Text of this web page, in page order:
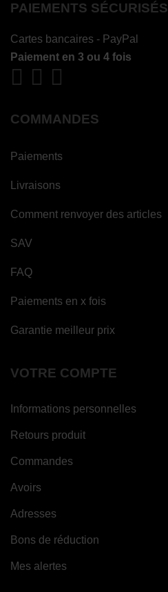
PAIEMENTS SÉCURISÉS
Cartes bancaires - PayPal
Paiement en 3 ou 4 fois
COMMANDES
Paiements
Livraisons
Comment renvoyer des articles
SAV
FAQ
Paiements en x fois
Garantie meilleur prix
VOTRE COMPTE
Informations personnelles
Retours produit
Commandes
Avoirs
Adresses
Bons de réduction
Mes alertes